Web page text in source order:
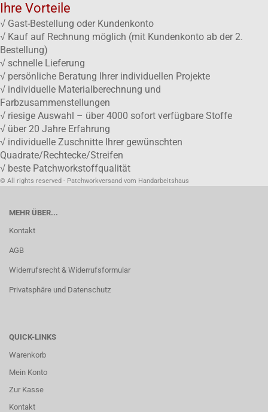
Ihre Vorteile
√ Gast-Bestellung oder Kundenkonto
√ Kauf auf Rechnung möglich (mit Kundenkonto ab der 2.
Bestellung)
√ schnelle Lieferung
√ persönliche Beratung Ihrer individuellen Projekte
√ individuelle Materialberechnung und
Farbzusammenstellungen
√ riesige Auswahl – über 4000 sofort verfügbare Stoffe
√ über 20 Jahre Erfahrung
√ individuelle Zuschnitte Ihrer gewünschten
Quadrate/Rechtecke/Streifen
√ beste Patchworkstoffqualität
© All rights reserved - Patchworkversand vom Handarbeitshaus
MEHR ÜBER...
Kontakt
AGB
Widerrufsrecht & Widerrufsformular
Privatsphäre und Datenschutz
QUICK-LINKS
Warenkorb
Mein Konto
Zur Kasse
Kontakt